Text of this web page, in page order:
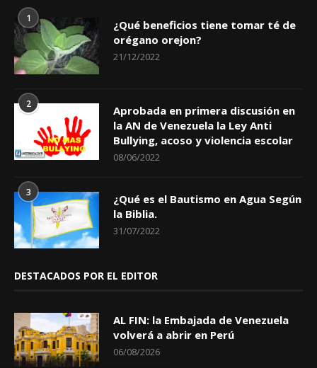
1
¿Qué beneficios tiene tomar té de
orégano orejon?
21/12/2022
2
Aprobada en primera discusión en
la AN de Venezuela la Ley Anti
Bullying, acoso y violencia escolar
08/06/2022
3
¿Qué es el Bautismo en Agua Según
la Biblia.
31/07/2022
DESTACADOS POR EL EDITOR
AL FIN: la Embajada de Venezuela
volverá a abrir en Perú
06/08/2026